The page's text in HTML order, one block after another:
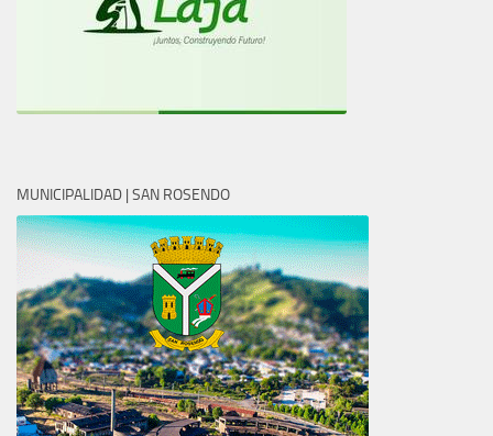
MUNICIPALIDAD | SAN ROSENDO